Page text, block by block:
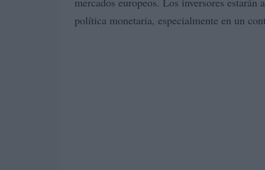
política monetaria, especialmente en un